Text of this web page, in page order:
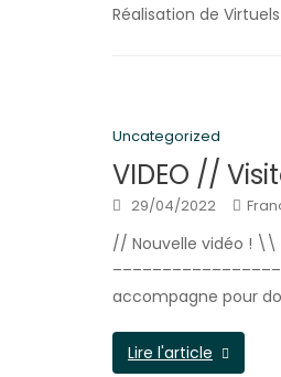
Réalisation de
Uncategorized
VIDEO //
29/04/2022
// Nouvelle vidéo ! \\
accompagne pour
Lire l'article